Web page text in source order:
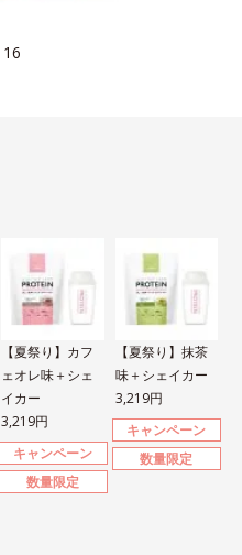
16
【夏祭り】カフ
ェオレ味＋シェ
イカー
3,219円
キャンペーン
数量限定
【夏祭り】抹茶
味＋シェイカー
3,219円
キャンペーン
数量限定